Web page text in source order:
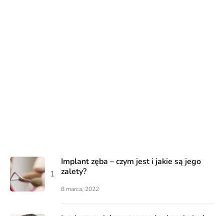
Implant zęba – czym jest i jakie są jego
zalety?
8 marca, 2022